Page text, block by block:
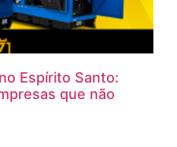
Espírito Santo:
que não